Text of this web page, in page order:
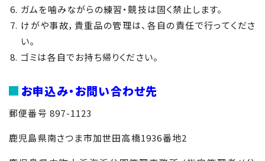
ガムを噛みながらの練習・競技は固く禁止します。
けがや事故，貴重品の管理は、各自の責任で行ってくださ
い。
ゴミは各自でお持ち帰りください。
お申込み・お問い合わせ先
郵便番号 897-1123
鹿児島県南さつま市加世田高橋1936番地2